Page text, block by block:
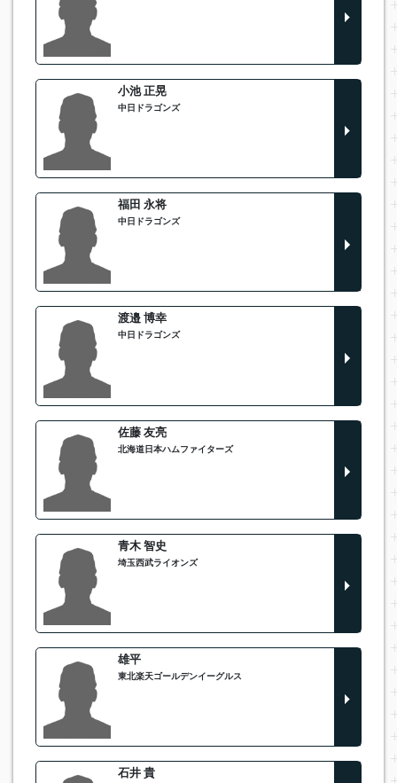
小池 正晃
中日ドラゴンズ
福田 永将
中日ドラゴンズ
渡邉 博幸
中日ドラゴンズ
佐藤 友亮
北海道日本ハムファイターズ
青木 智史
埼玉西武ライオンズ
雄平
東北楽天ゴールデンイーグルス
石井 貴